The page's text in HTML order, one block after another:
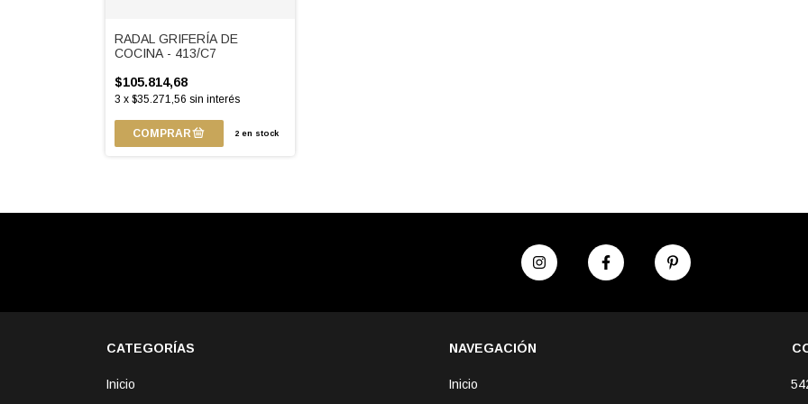
RADAL GRIFERÍA DE
COCINA - 413/C7
$105.814,68
3 x $35.271,56 sin interés
2en stock
CATEGORÍAS
Inicio
NAVEGACIÓN
Inicio